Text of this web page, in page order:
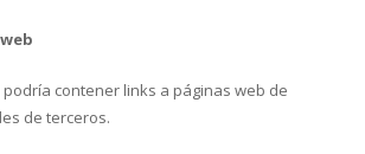
podría contener links a páginas web de
de terceros.